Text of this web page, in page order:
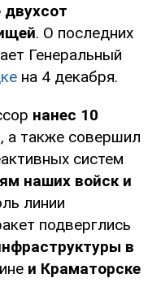
. О последних
Генеральный
на 4 декабря.
нанес 10
, а также совершил
систем
наших войск и
линии
подверглись
в
и Краматорске